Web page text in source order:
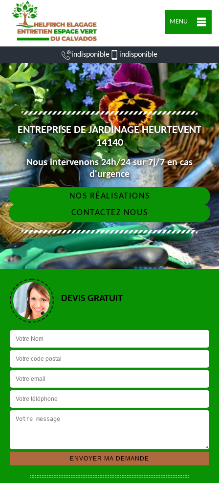
MENU
indisponible indisponible
ENTREPRISE DE JARDINAGE HEURTEVENT
14140
Nous intervenons 24h/24 sur 7j/7 en cas
d'urgence
NOS RÉALISATIONS
CONTACTEZ NOUS
DEVIS GRATUIT